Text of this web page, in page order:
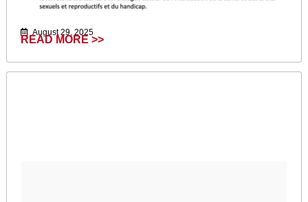
August 29, 2025
READ MORE >>